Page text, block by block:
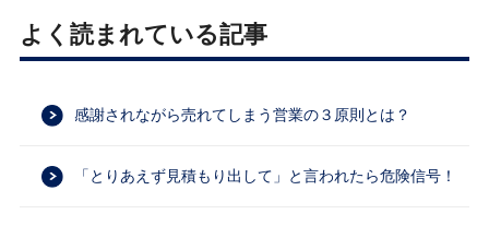
よく読まれている記事
感謝されながら売れてしまう営業の３原則とは？
「とりあえず見積もり出して」と言われたら危険信号！